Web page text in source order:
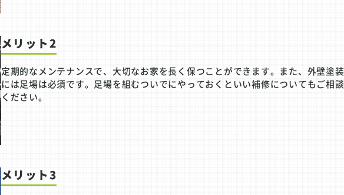
メリット2
定期的なメンテナンスで、大切なお家を長く保つことができます。また、外壁塗装
には足場は必須です。足場を組むついでにやっておくといい補修についてもご相談
ください。
メリット3